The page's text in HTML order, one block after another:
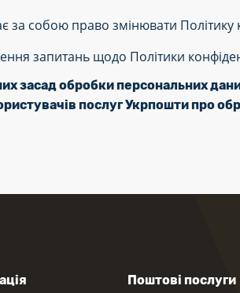
собою право змінювати Політику
запитань щодо Політики
засад обробки персональних
послуг Укрпошти про
Поштові послуги